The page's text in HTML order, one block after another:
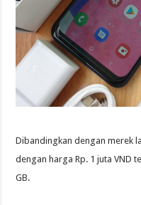
Dibandingkan dengan merek
dengan harga Rp. 1 juta VND
GB.